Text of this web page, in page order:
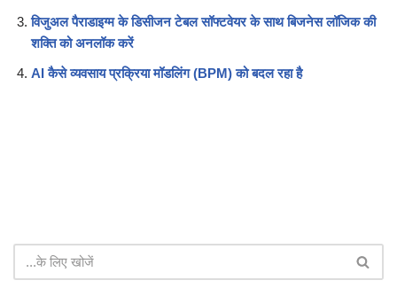
विजुअल पैराडाइग्म के डिसीजन टेबल सॉफ्टवेयर के साथ बिजनेस लॉजिक की
शक्ति को अनलॉक करें
AI कैसे व्यवसाय प्रक्रिया मॉडलिंग (BPM) को बदल रहा है